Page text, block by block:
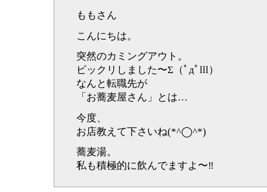
ももさん
こんにちは。
突然のカミングアウト。
ビックリしました〜Σ（ﾟдﾟlll）
なんと転職先が
「お蕎麦屋さん」とは…
今度、
お店教えて下さいね(*^◯^*)
蕎麦湯。
私も積極的に飲んでますよ〜‼︎